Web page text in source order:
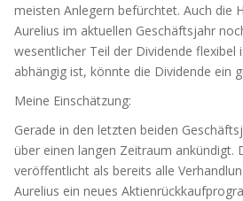
meisten Anlegern befürchtet. Auch die
Aurelius im aktuellen Geschäftsjahr
wesentlicher Teil der Dividende
abhängig ist, könnte die Dividende ein
Meine Einschätzung:
Gerade in den letzten beiden
über einen langen Zeitraum
veröffentlicht als bereits alle
Aurelius ein neues